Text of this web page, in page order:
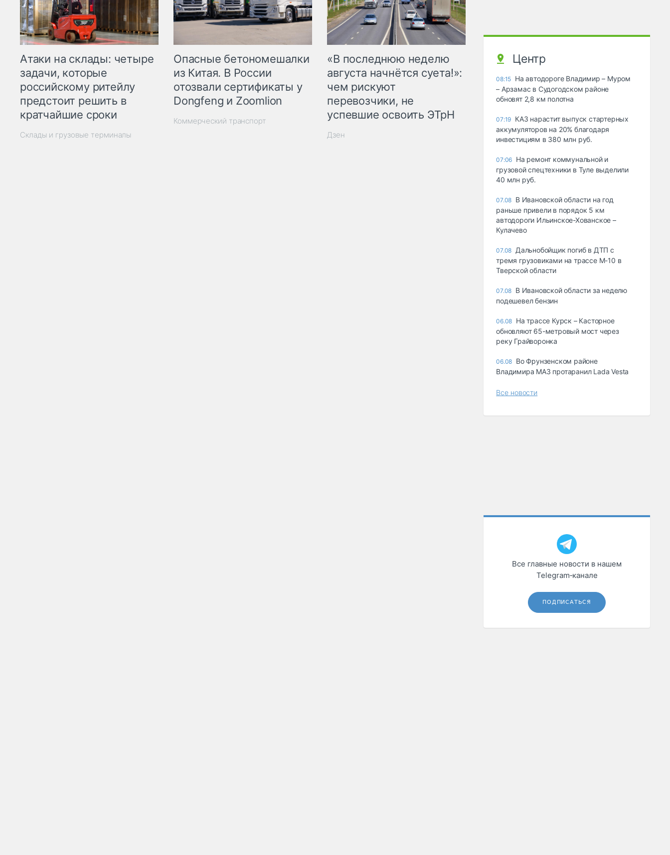
Атаки на склады: четыре
задачи, которые
российскому ритейлу
предстоит решить в
кратчайшие сроки
Склады и грузовые терминалы
Опасные бетономешалки
из Китая. В России
отозвали сертификаты у
Dongfeng и Zoomlion
Коммерческий транспорт
«В последнюю неделю
августа начнётся суета!»:
чем рискуют
перевозчики, не
успевшие освоить ЭТрН
Дзен
Центр
08:15 На автодороге Владимир – Муром
– Арзамас в Судогодском районе
обновят 2,8 км полотна
07:19 КАЗ нарастит выпуск стартерных
аккумуляторов на 20% благодаря
инвестициям в 380 млн руб.
07:06 На ремонт коммунальной и
грузовой спецтехники в Туле выделили
40 млн руб.
07.08 В Ивановской области на год
раньше привели в порядок 5 км
автодороги Ильинское-Хованское –
Кулачево
07.08 Дальнобойщик погиб в ДТП с
тремя грузовиками на трассе М-10 в
Тверской области
07.08 В Ивановской области за неделю
подешевел бензин
06.08 На трассе Курск – Касторное
обновляют 65-метровый мост через
реку Грайворонка
06.08 Во Фрунзенском районе
Владимира МАЗ протаранил Lada Vesta
Все новости
Все главные новости в нашем
Telegram‑канале
ПОДПИСАТЬСЯ